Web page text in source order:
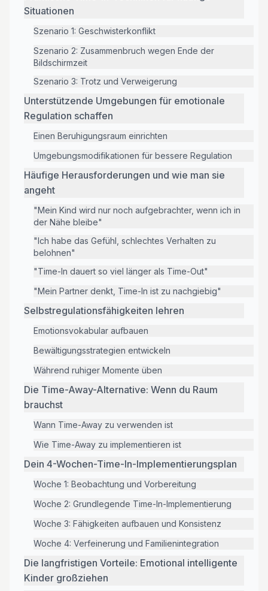
Situationen
Szenario 1: Geschwisterkonflikt
Szenario 2: Zusammenbruch wegen Ende der
Bildschirmzeit
Szenario 3: Trotz und Verweigerung
Unterstützende Umgebungen für emotionale
Regulation schaffen
Einen Beruhigungsraum einrichten
Umgebungsmodifikationen für bessere Regulation
Häufige Herausforderungen und wie man sie
angeht
"Mein Kind wird nur noch aufgebrachter, wenn ich in
der Nähe bleibe"
"Ich habe das Gefühl, schlechtes Verhalten zu
belohnen"
"Time-In dauert so viel länger als Time-Out"
"Mein Partner denkt, Time-In ist zu nachgiebig"
Selbstregulationsfähigkeiten lehren
Emotionsvokabular aufbauen
Bewältigungsstrategien entwickeln
Während ruhiger Momente üben
Die Time-Away-Alternative: Wenn du Raum
brauchst
Wann Time-Away zu verwenden ist
Wie Time-Away zu implementieren ist
Dein 4-Wochen-Time-In-Implementierungsplan
Woche 1: Beobachtung und Vorbereitung
Woche 2: Grundlegende Time-In-Implementierung
Woche 3: Fähigkeiten aufbauen und Konsistenz
Woche 4: Verfeinerung und Familienintegration
Die langfristigen Vorteile: Emotional intelligente
Kinder großziehen